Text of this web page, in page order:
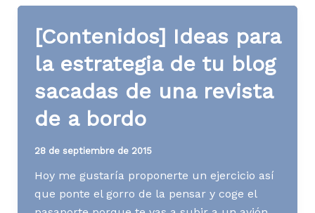
tener
que
actualizar
tu
blog
(por
un
[Contenidos] Ideas para
la estrategia de tu blog
sacadas de una revista
de a bordo
28 de septiembre de 2015
Hoy me gustaría proponerte un ejercicio así
que ponte el gorro de la pensar y coge el